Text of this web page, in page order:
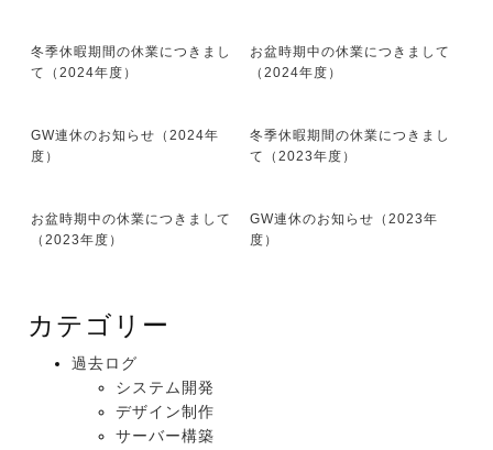
冬季休暇期間の休業につきまし
て（2024年度）
お盆時期中の休業につきまして
（2024年度）
GW連休のお知らせ（2024年
度）
冬季休暇期間の休業につきまし
て（2023年度）
お盆時期中の休業につきまして
（2023年度）
GW連休のお知らせ（2023年
度）
カテゴリー
過去ログ
システム開発
デザイン制作
サーバー構築